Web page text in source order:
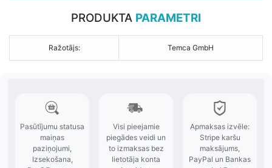
PRODUKTA PARAMETRI
Ražotājs: Temca GmbH